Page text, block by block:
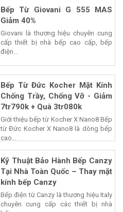
Bếp Từ Giovani G 555 MAS
Giảm 40%
Giovani là thương hiệu chuyên cung
cấp thiết bị nhà bếp cao cấp, bếp
điện...
Bếp Từ Đức Kocher Mặt Kính
Chống Trầy, Chống Vỡ - Giảm
7tr790k + Quà 3tr080k
Giới thiệu bếp từ Kocher X Nano8 Bếp
từ Đức Kocher X Nano8 là dòng bếp
cao...
Kỹ Thuật Bảo Hành Bếp Canzy
Tại Nhà Toàn Quốc – Thay mặt
kính bếp Canzy
Bếp điện từ Canzy là thương hiệu Italy
chuyên cung cấp các thiết bị nhà